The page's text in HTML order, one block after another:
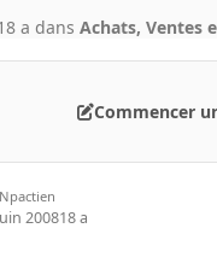
a dansAchats, Ventes
Commencer
200818 a